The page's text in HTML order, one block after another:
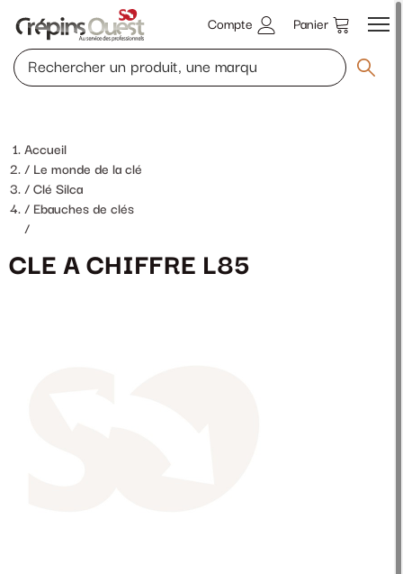
Compte Panier
Accueil
Le monde de la clé
Clé Silca
Ebauches de clés
/
CLE A CHIFFRE L85